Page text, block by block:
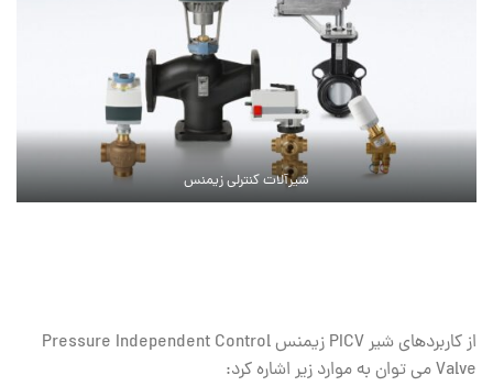
شیرآلات کنترلی زیمنس
از کاربردهای شیر PICV زیمنس Pressure Independent Control
Valve می توان به موارد زیر اشاره کرد: